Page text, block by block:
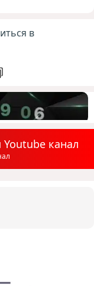
в
канал